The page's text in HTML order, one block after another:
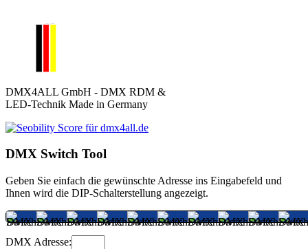
DMX4ALL GmbH - DMX RDM &
LED-Technik Made in Germany
DMX Switch Tool
Geben Sie einfach die gewünschte Adresse ins Eingabefeld und
Ihnen wird die DIP-Schalterstellung angezeigt.
DMX Adresse: